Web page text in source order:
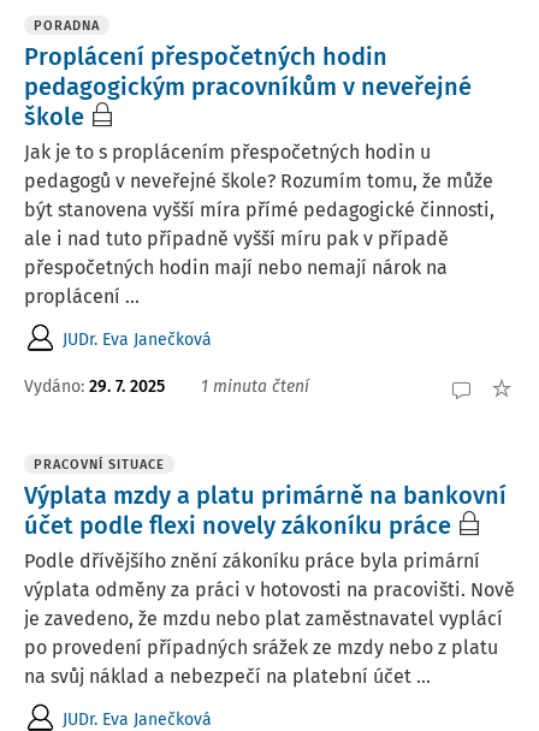
PORADNA
Proplácení přespočetných hodin
pedagogickým pracovníkům v neveřejné
škole
Jak je to s proplácením přespočetných hodin u
pedagogů v neveřejné škole? Rozumím tomu, že může
být stanovena vyšší míra přímé pedagogické činnosti,
ale i nad tuto případně vyšší míru pak v případě
přespočetných hodin mají nebo nemají nárok na
proplácení ...
JUDr. Eva Janečková
Vydáno: 29. 7. 2025 1 minuta čtení
PRACOVNÍ SITUACE
Výplata mzdy a platu primárně na bankovní
účet podle flexi novely zákoníku práce
Podle dřívějšího znění zákoníku práce byla primární
výplata odměny za práci v hotovosti na pracovišti. Nově
je zavedeno, že mzdu nebo plat zaměstnavatel vyplácí
po provedení případných srážek ze mzdy nebo z platu
na svůj náklad a nebezpečí na platební účet ...
JUDr. Eva Janečková